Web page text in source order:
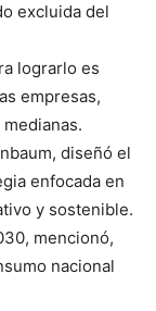
excluida del
lograrlo es
empresas,
diseñó el
enfocada en
y sostenible.
mencionó,
nacional